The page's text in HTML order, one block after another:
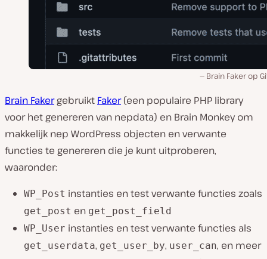
Brain Faker op
Brain Fakergebruikt Faker(een populaire PHP library
voor het genereren van nepdata) en Brain Monkey om
makkelijk nep WordPress objecten en verwante
functies te genereren die je kunt uitproberen,
waaronder:
WP_Post instanties en test verwante functies zoals
get_post en get_post_field
WP_User instanties en test verwante functies als
get_userdata, get_user_by, user_can, en meer